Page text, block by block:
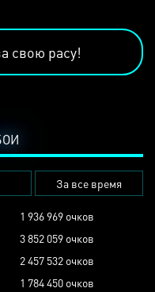
свою расу!
За все время
1 936 969 очков
3 852 059 очков
2 457 532 очков
1 784 450 очков